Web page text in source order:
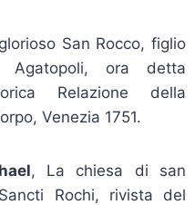
San Rocco, figlio
ora detta
Relazione della
Venezia 1751.
, La chiesa di san
Rochi, rivista del